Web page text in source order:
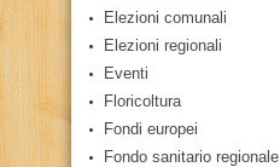
Elezioni comunali
Elezioni regionali
Eventi
Floricoltura
Fondi europei
Fondo sanitario regionale